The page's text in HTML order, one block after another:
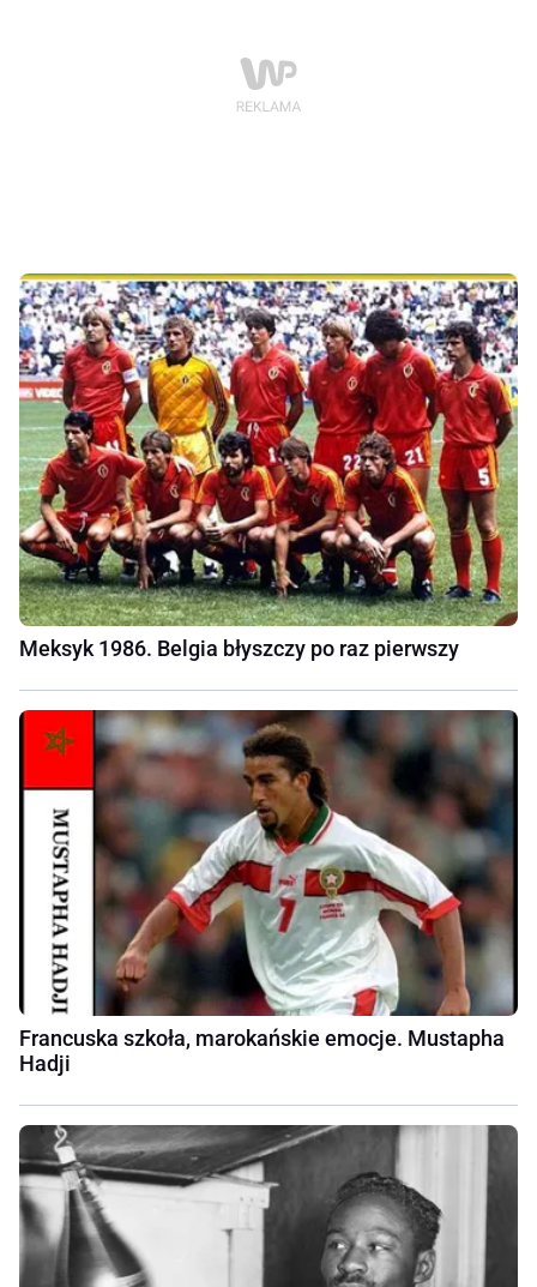
Meksyk 1986. Belgia błyszczy po raz pierwszy
Francuska szkoła, marokańskie emocje. Mustapha
Hadji